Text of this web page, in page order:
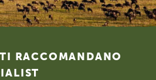
RACCOMANDANO